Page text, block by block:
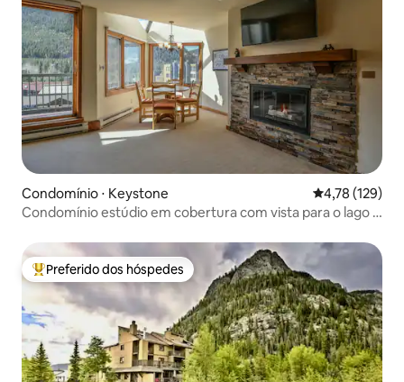
Condomínio ⋅ Keystone 4,78 de uma
4,78 (129)
Condomínio estúdio em cobertura com vista para o lago e
Entre os melhores preferidos dos hóspedes
Preferido dos hóspedes